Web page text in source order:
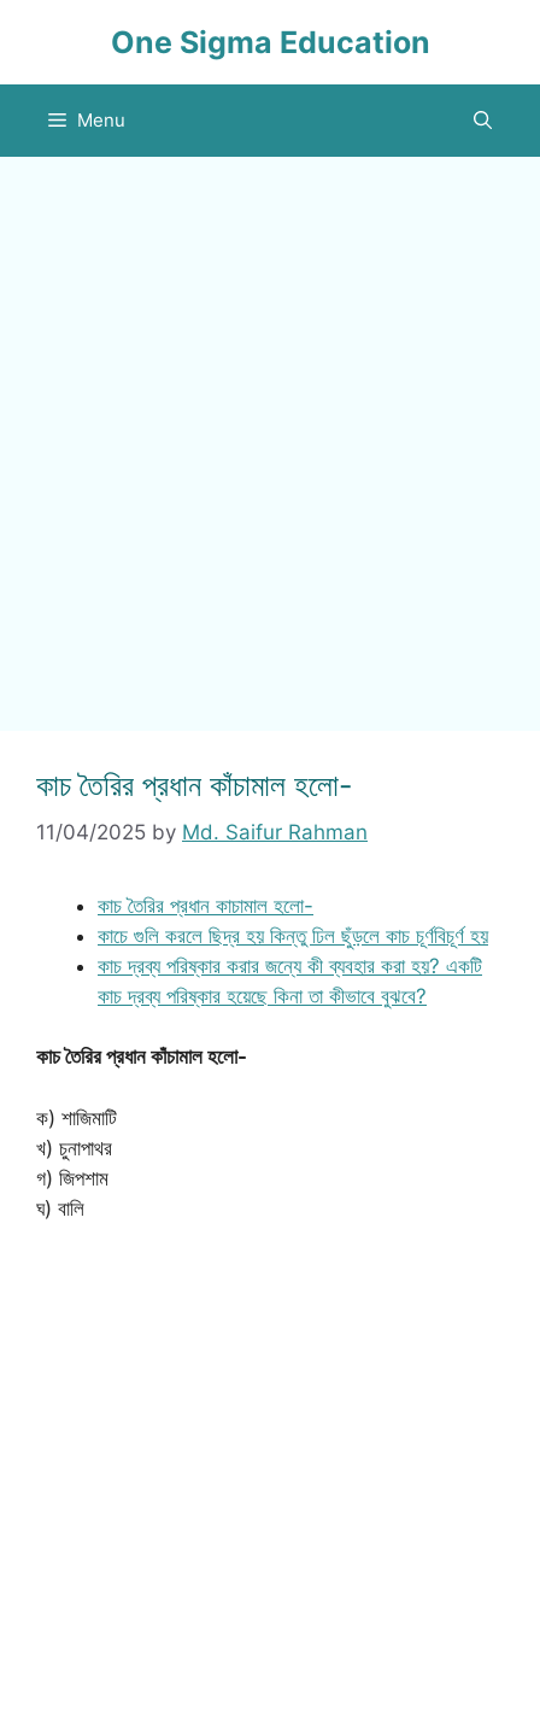
One Sigma Education
Menu
কাচ তৈরির প্রধান কাঁচামাল হলো-
11/04/2025 by Md. Saifur Rahman
কাচ তৈরির প্রধান কাচামাল হলো-
কাচে গুলি করলে ছিদ্র হয় কিন্তু ঢিল ছুঁড়লে কাচ চূর্ণবিচূর্ণ হয়
কাচ দ্রব্য পরিষ্কার করার জন্যে কী ব্যবহার করা হয়? একটি
কাচ দ্রব্য পরিষ্কার হয়েছে কিনা তা কীভাবে বুঝবে?
কাচ তৈরির প্রধান কাঁচামাল হলো-
ক) শাজিমাটি
খ) চুনাপাথর
গ) জিপশাম
ঘ) বালি